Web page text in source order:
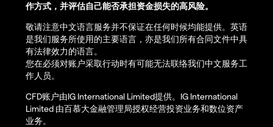
作方式，并评估自己能否承担资金损失的高风险。
敬请注意中文语言服务并不保证在任何时候均能提供。英语
是我们服务所使用的主要语言，亦是我们所有合同文件中具
有法律效力的语言。
您在必须对账户采取行动时有可能无法联络我们中文服务工
作人员。
CFD账户由IG International Limited提供。IG International
Limited 由百慕大金融管理局授权经营投资业务和数位资产
业务。